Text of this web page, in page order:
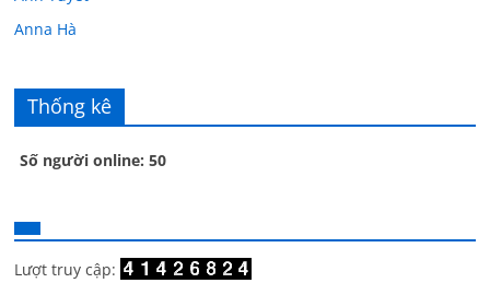
Anna Hà
Âu Tú Vân
Bác sĩ Hoa
Bác sĩ Stephen Mak
Bác Đạt
Bạch Cúc
Thống kê
Số người online: 50
Lượt truy cập: